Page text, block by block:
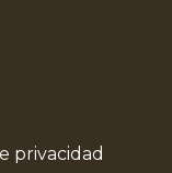
privacidad